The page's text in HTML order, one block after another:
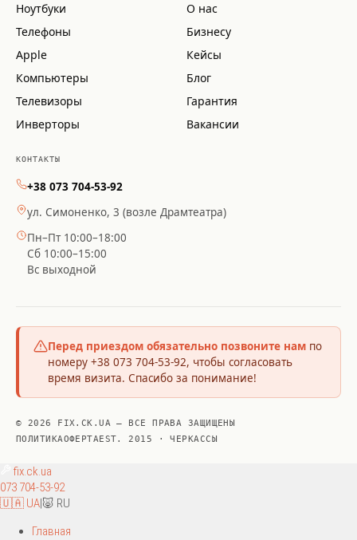
Ноутбуки
Телефоны
Apple
Компьютеры
Телевизоры
Инверторы
О нас
Бизнесу
Кейсы
Блог
Гарантия
Вакансии
КОНТАКТЫ
+38 073 704-53-92
ул. Симоненко, 3 (возле Драмтеатра)
Пн–Пт 10:00–18:00
Сб 10:00–15:00
Вс выходной
Перед приездом обязательно позвоните нам по
номеру +38 073 704-53-92, чтобы согласовать
время визита. Спасибо за понимание!
© 2026 FIX.CK.UA — ВСЕ ПРАВА ЗАЩИЩЕНЫ
ПОЛИТИКАОФЕРТАEST. 2015 · ЧЕРКАССЫ
fix.ck.ua
073 704-53-92
🇺🇦 UA|🐷 RU
Главная